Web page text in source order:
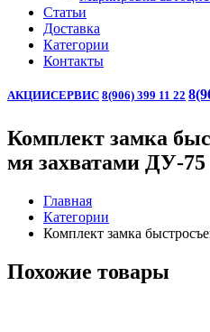
Статьи
Доставка
Категории
Контакты
АКЦИИСЕРВИС 8(906) 399 11 22
Комплект замка
мя захватами ДУ-75
Главная
Категории
Комплект замка
Похожие товары